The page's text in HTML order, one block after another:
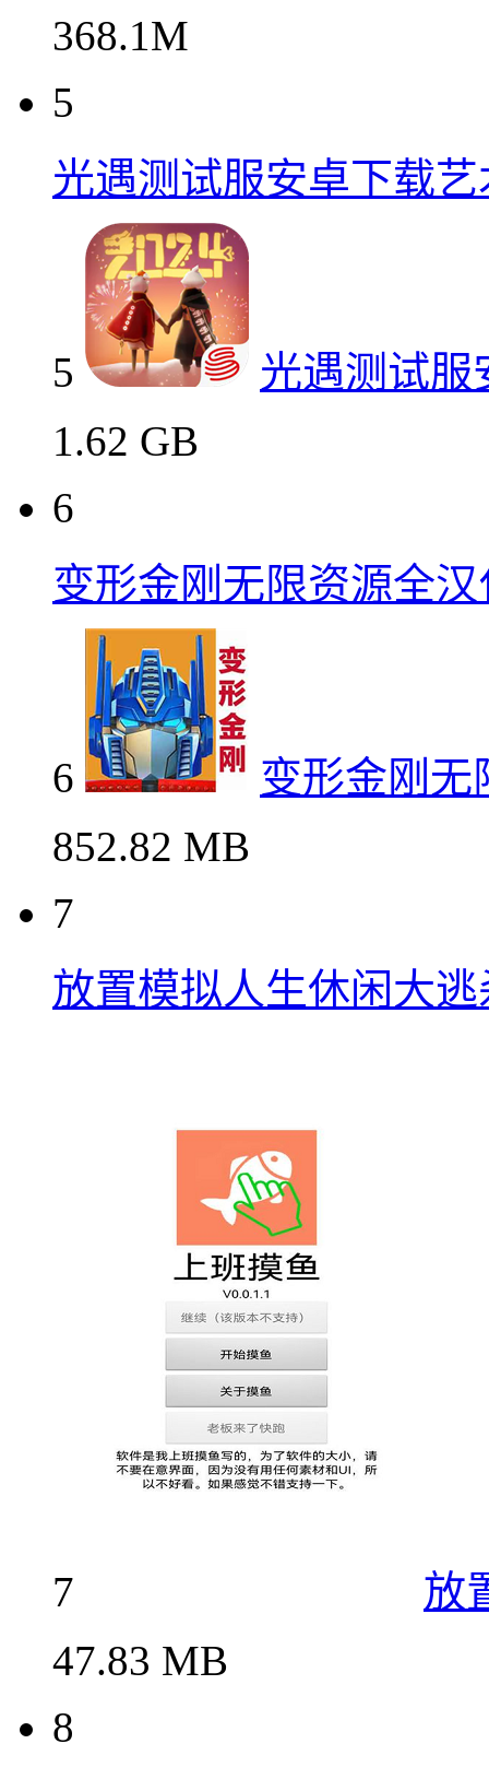
368.1M
5
光遇测试服安卓下载
5
光遇测试服
1.62 GB
6
变形金刚无限资源全汉
6
变形金刚无
852.82 MB
7
放置模拟人生休闲大
7
放
47.83 MB
8